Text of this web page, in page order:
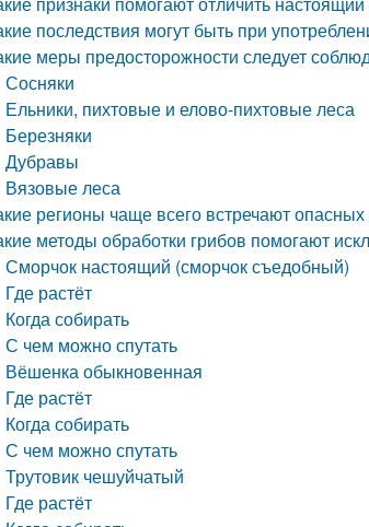
последствия могут быть при
меры предосторожности следует
Сосняки
Ельники, пихтовые и елово-пихтовые леса
Березняки
Дубравы
Вязовые леса
регионы чаще всего встречают
методы обработки грибов помогают
Сморчок настоящий (сморчок съедобный)
Где растёт
Когда собирать
С чем можно спутать
Вёшенка обыкновенная
Где растёт
Когда собирать
С чем можно спутать
Трутовик чешуйчатый
Где растёт